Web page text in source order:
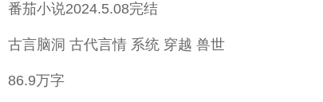
番茄小说2024.5.08完结
古言脑洞 古代言情 系统 穿越 兽世
86.9万字